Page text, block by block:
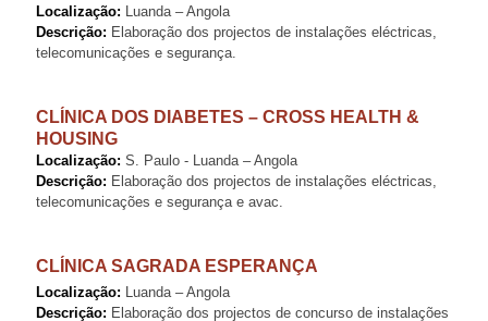
Localização: Luanda – Angola
Descrição: Elaboração dos projectos de instalações eléctricas,
telecomunicações e segurança.
CLÍNICA DOS DIABETES – CROSS HEALTH &
HOUSING
Localização: S. Paulo - Luanda – Angola
Descrição: Elaboração dos projectos de instalações eléctricas,
telecomunicações e segurança e avac.
CLÍNICA SAGRADA ESPERANÇA
Localização: Luanda – Angola
Descrição: Elaboração dos projectos de concurso de instalações